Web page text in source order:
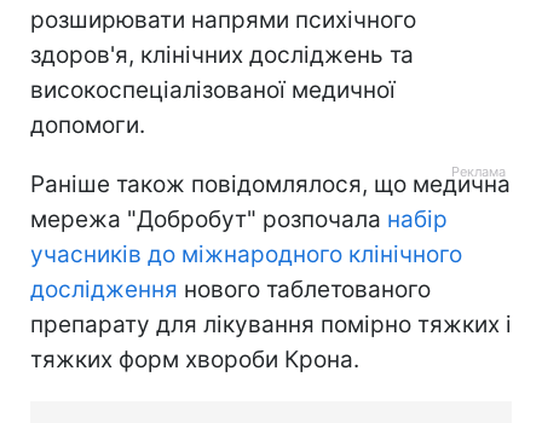
розширювати напрями психічного
здоров'я, клінічних досліджень та
високоспеціалізованої медичної
допомоги.
Раніше також повідомлялося, що медична
мережа "Добробут" розпочала набір
учасників до міжнародного клінічного
дослідження нового таблетованого
препарату для лікування помірно тяжких і
тяжких форм хвороби Крона.